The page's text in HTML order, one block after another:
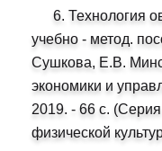
6. Технология
учебно - метод.
Сушкова, Е.В.
экономики и
2019. - 66 с.
физической